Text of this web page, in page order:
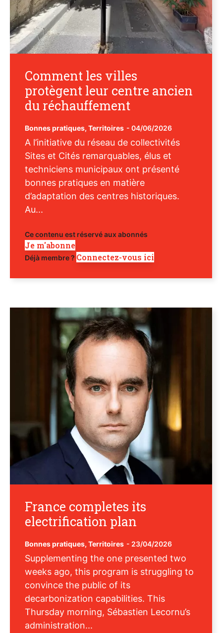
Comment les villes
protègent leur centre ancien
du réchauffement
Bonnes pratiques, Territoires - 04/06/2026
A l’initiative du réseau de collectivités
Sites et Cités remarquables, élus et
techniciens municipaux ont présenté
bonnes pratiques en matière
d’adaptation des centres historiques.
Au...
Ce contenu est réservé aux abonnés
Je m'abonne
Déjà membre ? Connectez-vous ici
France completes its
electrification plan
Bonnes pratiques, Territoires - 23/04/2026
Supplementing the one presented two
weeks ago, this program is struggling to
convince the public of its
decarbonization capabilities. This
Thursday morning, Sébastien Lecornu’s
administration...